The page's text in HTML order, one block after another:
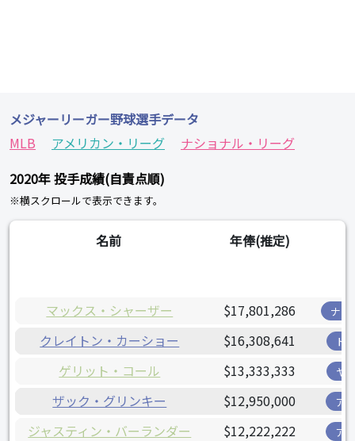
メジャーリーガー野球選手データ
MLB
アメリカン・リーグ
ナショナル・リーグ
2020年 投手成績(自責点順)
※横スクロールで表示できます。
名前 年俸(推定)
マックス・シャーザー $17,801,286 ナシ
クレイトン・カーショー $16,308,641 ド
ゲリット・コール $13,333,333 ヤ
ザック・グリンキー $12,950,000 ア
ジャスティン・バーランダー $12,222,222 ア